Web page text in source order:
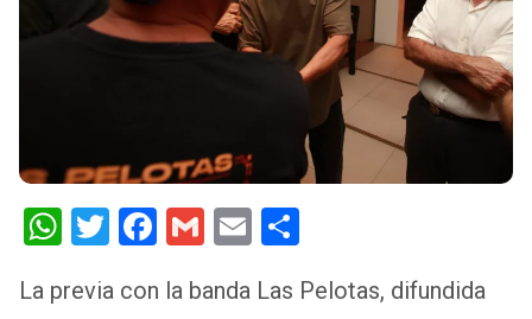
W
at
T
tt
F
ce
G
ail
E
ail ar
La previa con la banda Las Pelotas, difundida